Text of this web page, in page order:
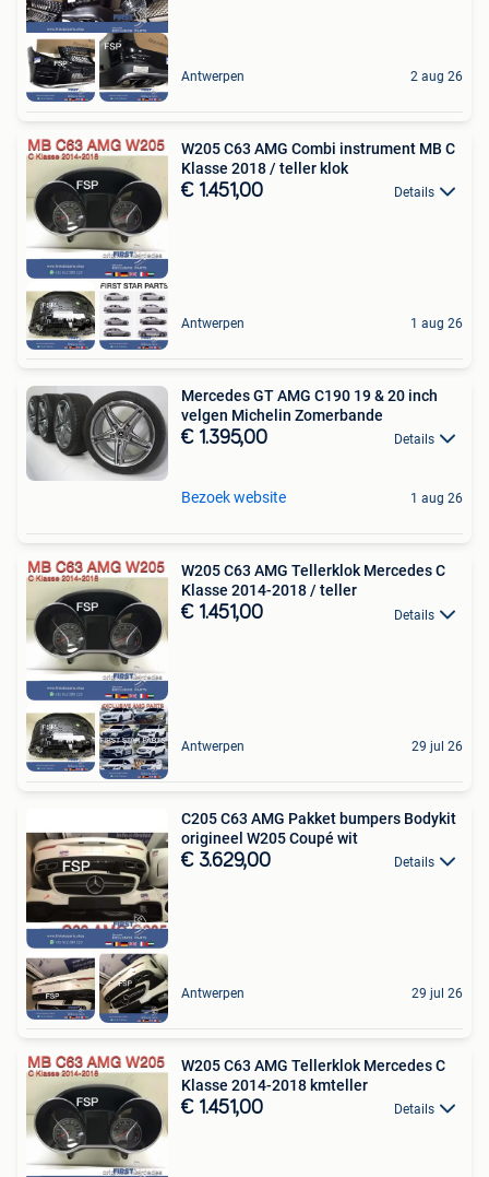
Antwerpen 2 aug 26
W205 C63 AMG Combi instrument MB C
Klasse 2018 / teller klok
€ 1.451,00 Details
Antwerpen 1 aug 26
Mercedes GT AMG C190 19 & 20 inch
velgen Michelin Zomerbande
€ 1.395,00 Details
Bezoek website 1 aug 26
W205 C63 AMG Tellerklok Mercedes C
Klasse 2014-2018 / teller
€ 1.451,00 Details
Antwerpen 29 jul 26
C205 C63 AMG Pakket bumpers Bodykit
origineel W205 Coupé wit
€ 3.629,00 Details
Antwerpen 29 jul 26
W205 C63 AMG Tellerklok Mercedes C
Klasse 2014-2018 kmteller
€ 1.451,00 Details